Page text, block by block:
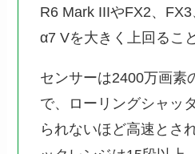
R6 Mark IIIやFX2、
α7 Vを大きく上回るこ
センサーは2400万画素
で、ローリングシャッ
られないほど高速とさ